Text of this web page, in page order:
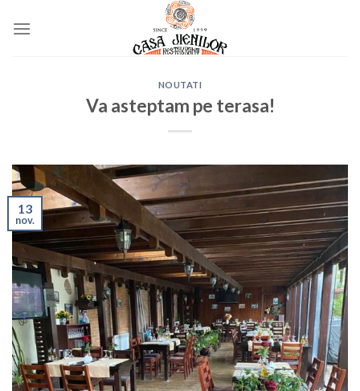
NOUTATI
Va asteptam pe terasa!
13
nov.